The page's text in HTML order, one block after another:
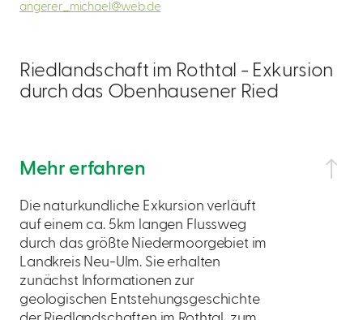
Riedlandschaft im Rothtal - Exkursion
durch das Obenhausener Ried
Mehr erfahren
Die naturkundliche Exkursion verläuft
auf einem ca. 5km langen Flussweg
durch das größte Niedermoorgebiet im
Landkreis Neu-Ulm. Sie erhalten
zunächst Informationen zur
geologischen Entstehungsgeschichte
angerer_michael@web.de